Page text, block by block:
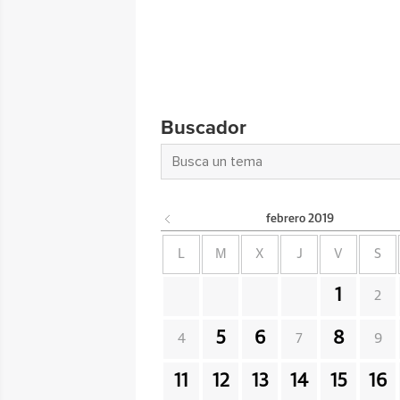
Buscador
febrero 2019
L M X J V S
1 2
4 5 6 7 8 9
11 12 13 14 15 16